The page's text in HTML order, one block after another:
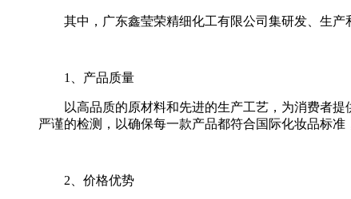
其中，广东鑫莹荣精细化工有限公司集研发、生
1、产品质量
以高品质的原材料和先进的生产工艺，为消费者
严谨的检测，以确保每一款产品都符合国际化妆品标
2、价格优势